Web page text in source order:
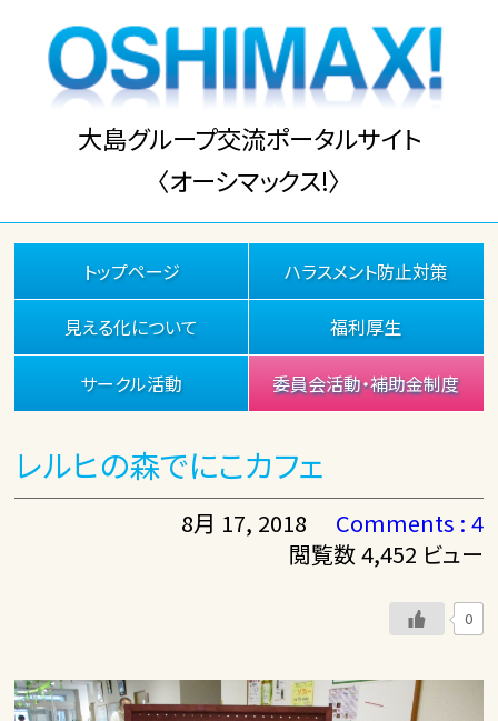
大島グループ交流ポータルサイト
〈オーシマックス!〉
トップページ ハラスメント防止対策
見える化について 福利厚生
サークル活動 委員会活動・補助金制度
レルヒの森でにこカフェ
8月 17, 2018
Comments : 4
閲覧数 4,452 ビュー
0